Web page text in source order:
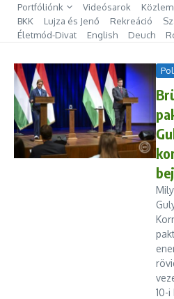
Ugrás a tartalomhoz
Portfóliónk Videósarok
BKK
Lujza és Jenő Rekreáció
Életmód-Divat
English Deuch
10-